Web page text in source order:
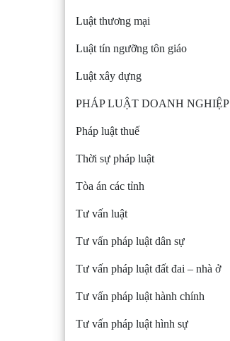
Luật thương mại
Luật tín ngưỡng tôn giáo
Luật xây dựng
PHÁP LUẬT DOANH NGHIỆP
Pháp luật thuế
Thời sự pháp luật
Tòa án các tỉnh
Tư vấn luật
Tư vấn pháp luật dân sự
Tư vấn pháp luật đất đai – nhà ở
Tư vấn pháp luật hành chính
Tư vấn pháp luật hình sự